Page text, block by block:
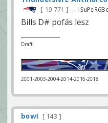
19 771 —
Bills D# pofás lesz
Draft
2001-2003-2004-2014-2016-2018
bowI
143